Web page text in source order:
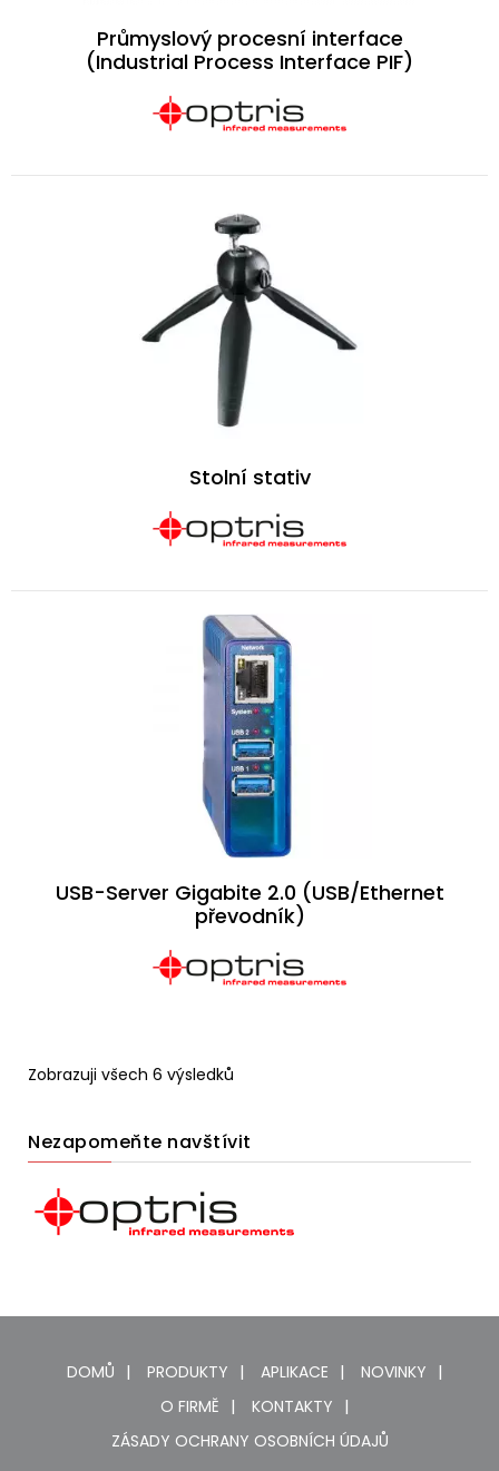
Průmyslový procesní interface
(Industrial Process Interface PIF)
Stolní stativ
USB-Server Gigabite 2.0 (USB/Ethernet
převodník)
Zobrazuji všech 6 výsledků
Nezapomeňte navštívit
DOMŮ PRODUKTY APLIKACE
NOVINKY
O FIRMĚ
KONTAKTY
ZÁSADY OCHRANY OSOBNÍCH ÚDAJŮ